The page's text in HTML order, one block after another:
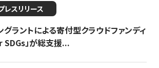
レスリリース
ラントによる寄付型クラウドファンディ
SDGs」が総支援...